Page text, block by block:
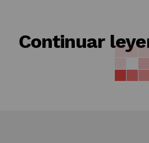
Continuar